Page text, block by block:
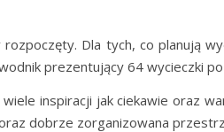
rozpoczęty. Dla tych, co planują
prezentujący 64 wycieczki
wiele inspiracji jak ciekawie oraz
dobrze zorganizowana